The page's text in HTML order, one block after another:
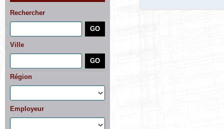
Rechercher
Ville
Région
Employeur